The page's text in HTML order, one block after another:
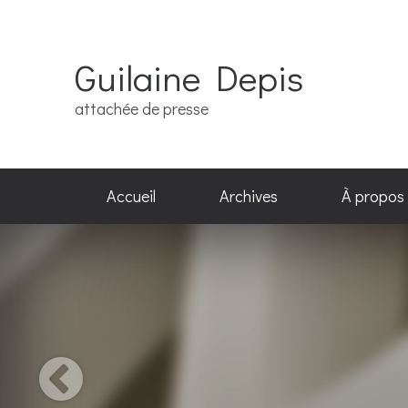
Guilaine Depis
attachée de presse
Accueil Archives À propos